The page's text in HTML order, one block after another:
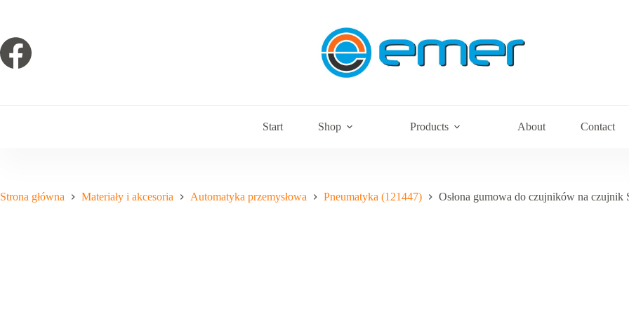
Start Shop Products About Contact
Strona główna Materiały i akcesoria Automatyka przemysłowa Pneumatyka (121447) Osłona gumowa do czujników na czujnik